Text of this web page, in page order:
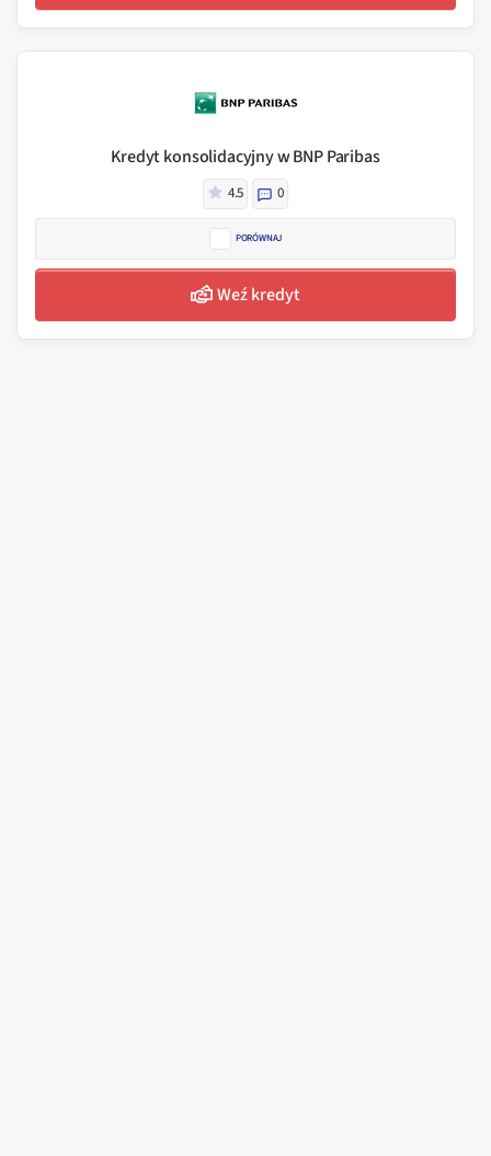
Kredyt konsolidacyjny w BNP Paribas
4.5 0
PORÓWNAJ
Weź kredyt